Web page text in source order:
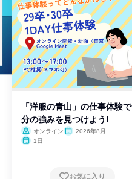
「洋服の青山」の仕事体験
分の強みを見つけよう!
オンライン
2026年8月
1日
お気に入り